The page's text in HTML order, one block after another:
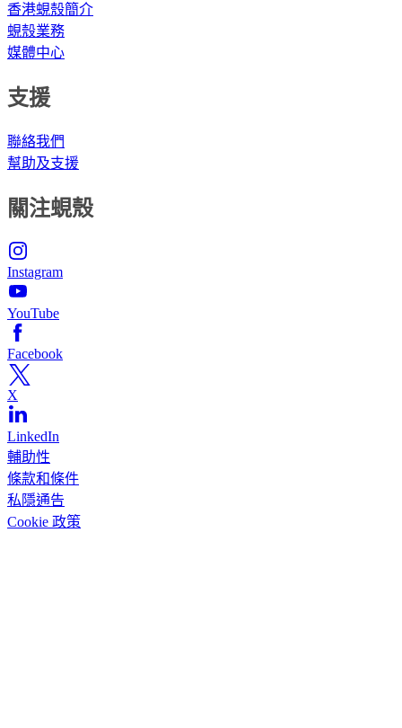
香港蜆殼簡介
蜆殼業務
媒體中心
支援
聯絡我們
幫助及支援
關注蜆殼
Instagram
YouTube
Facebook
X
LinkedIn
輔助性
條款和條件
私隱通告
Cookie 政策